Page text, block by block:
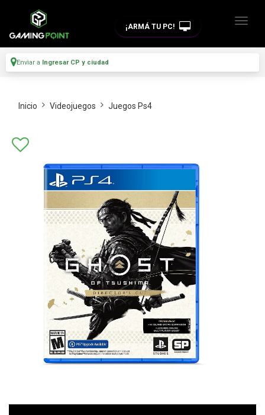
¡ARMÁ TU PC!
Enviar a Ingresar CP y ciudad
Inicio Videojuegos Juegos Ps4